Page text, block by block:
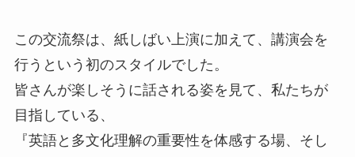
この交流祭は、紙しばい上演に加えて、講演会を
行うという初のスタイルでした。
皆さんが楽しそうに話される姿を見て、私たちが
目指している、
『英語と多文化理解の重要性を体感する場、そし